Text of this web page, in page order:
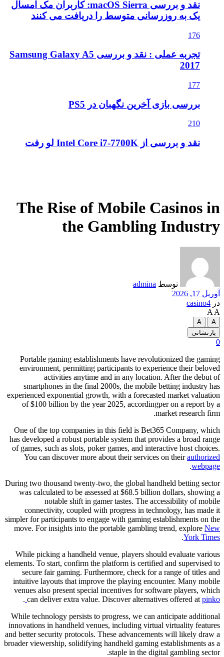
نقد و بررسی macOS Sierra: کاربران مک امسال
یک به روزرسانی متوسط را دریافت می کنند
176
تجربه عملی : نقد و بررسی Samsung Galaxy A5
2017
177
بررسی بازی آخرین نگهبان در PS5
210
نقد و بررسی از Intel Core i7-7700K لو رفت
The Rise of Mobile Casinos in
the Gambling Industry
توسط admina
آوریل 17, 2026
در casino4
A A
A
A
بازنشانی
0
Portable gaming establishments have revolutionized the gaming
environment, permitting participants to experience their beloved
activities anytime and in any location. After the debut of
smartphones in the final 2000s, the mobile betting industry has
experienced exponential growth, with a forecasted market valuation
of $100 billion by the year 2025, accordingper on a report by a
market research firm.
One of the top companies in this field is Bet365 Company, which
has developed a robust portable system that provides a broad range
of games, such as slots, poker games, and interactive host choices.
You can discover more about their services on theirauthorized
webpage
.
During two thousand twenty-two, the global handheld betting sector
was calculated to be assessed at $68.5 billion dollars, showing a
notable shift in gamer tastes. The accessibility of mobile
connectivity, coupled with progress in technology, has made it
simpler for participants to engage with gaming establishments on the
move. For insights into the portable gambling trend, explore New
York Times
.
While picking a handheld venue, players should evaluate various
elements. To start, confirm the platform is certified and supervised to
secure fair gaming. Furthermore, check for a range of titles and
intuitive layouts that improve the playing encounter. Many mobile
venues also present special incentives for software players, which
can deliver extra value. Discover alternatives offered at pinko
.
While technology persists to progress, we can anticipate additional
innovations in handheld venues, including virtual virtuality features
and better security protocols. These advancements will likely draw a
broader viewership, solidifying handheld gaming establishments as a
staple in the digital gambling sector.